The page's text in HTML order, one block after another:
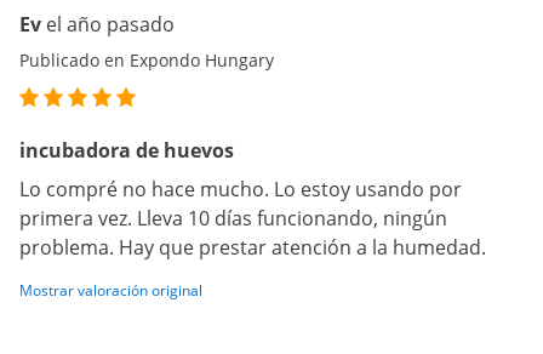
Ev el año pasado
Publicado en Expondo Hungary
incubadora de huevos
Lo compré no hace mucho. Lo estoy usando por
primera vez. Lleva 10 días funcionando, ningún
problema. Hay que prestar atención a la humedad.
Mostrar valoración original